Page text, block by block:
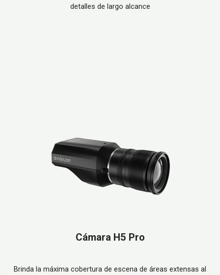
detalles de largo alcance
Cámara H5 Pro
Brinda la máxima cobertura de escena de áreas extensas al